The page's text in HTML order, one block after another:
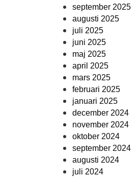
september 2025
augusti 2025
juli 2025
juni 2025
maj 2025
april 2025
mars 2025
februari 2025
januari 2025
december 2024
november 2024
oktober 2024
september 2024
augusti 2024
juli 2024